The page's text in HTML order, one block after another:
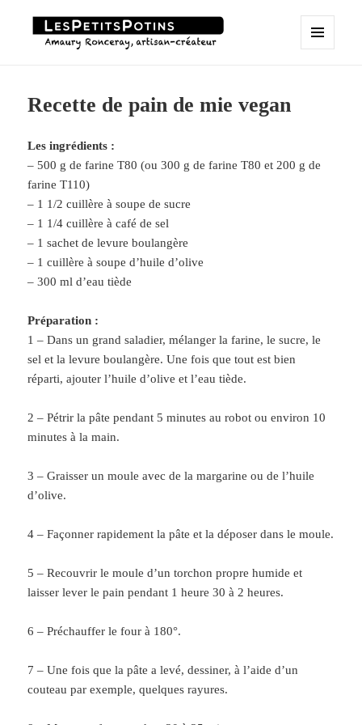
Recette de pain de mie vegan
Les ingrédients :
– 500 g de farine T80 (ou 300 g de farine T80 et 200 g de
farine T110)
– 1 1/2 cuillère à soupe de sucre
– 1 1/4 cuillère à café de sel
– 1 sachet de levure boulangère
– 1 cuillère à soupe d’huile d’olive
– 300 ml d’eau tiède
Préparation :
1 – Dans un grand saladier, mélanger la farine, le sucre, le
sel et la levure boulangère. Une fois que tout est bien
réparti, ajouter l’huile d’olive et l’eau tiède.
2 – Pétrir la pâte pendant 5 minutes au robot ou environ 10
minutes à la main.
3 – Graisser un moule avec de la margarine ou de l’huile
d’olive.
4 – Façonner rapidement la pâte et la déposer dans le moule.
5 – Recouvrir le moule d’un torchon propre humide et
laisser lever le pain pendant 1 heure 30 à 2 heures.
6 – Préchauffer le four à 180°.
7 – Une fois que la pâte a levé, dessiner, à l’aide d’un
couteau par exemple, quelques rayures.